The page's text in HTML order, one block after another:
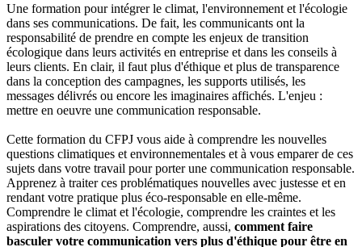
Une formation pour intégrer le climat, l'environnement et l'écologie
dans ses communications. De fait, les communicants ont la
responsabilité de prendre en compte les enjeux de transition
écologique dans leurs activités en entreprise et dans les conseils à
leurs clients. En clair, il faut plus d'éthique et plus de transparence
dans la conception des campagnes, les supports utilisés, les
messages délivrés ou encore les imaginaires affichés. L'enjeu :
mettre en oeuvre une communication responsable.
Cette formation du CFPJ vous aide à comprendre les nouvelles
questions climatiques et environnementales et à vous emparer de ces
sujets dans votre travail pour porter une communication responsable.
Apprenez à traiter ces problématiques nouvelles avec justesse et en
rendant votre pratique plus éco-responsable en elle-même.
Comprendre le climat et l'écologie, comprendre les craintes et les
aspirations des citoyens. Comprendre, aussi, comment faire
basculer votre communication vers plus d'éthique pour être en